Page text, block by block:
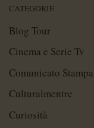
CATEGORIE
Blog Tour
Cinema e Serie Tv
Comunicato Stampa
Culturalmentre
Curiosità